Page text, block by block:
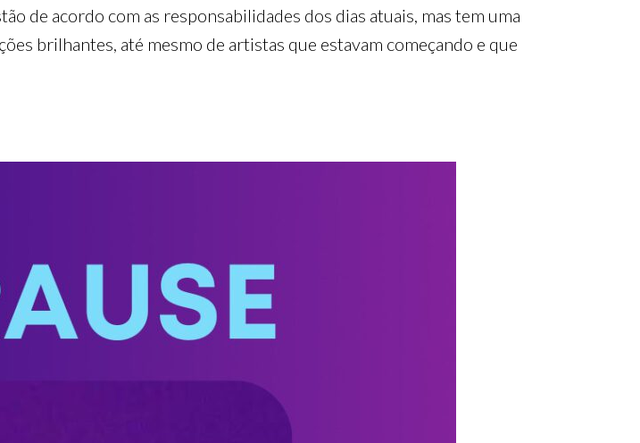
de acordo com as responsabilidades dos dias atuais, mas tem uma
brilhantes, até mesmo de artistas que estavam começando e que